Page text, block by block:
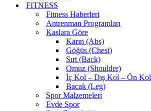
FITNESS
Fitness Haberleri
Antrenman Programları
Kaslara Göre
Karın (Abs)
Göğüs (Chest)
Sırt (Back)
Omuz (Shoulder)
İç Kol – Dış Kol – Ön Kol
Bacak (Leg)
Spor Malzemeleri
Evde Spor